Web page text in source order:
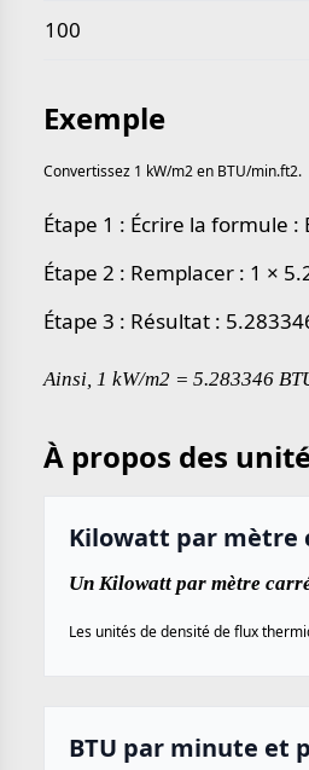
100
Exemple
Convertissez 1 kW/m2 en BTU/min.ft2.
Étape 1 : Écrire la formule
Étape 2 : Remplacer : 1 ×
Étape 3 : Résultat :
Ainsi, 1 kW/m2 = 5.283346
À propos des
Kilowatt par mètre
Un Kilowatt par mètre
Les unités de densité de flux
BTU par minute et